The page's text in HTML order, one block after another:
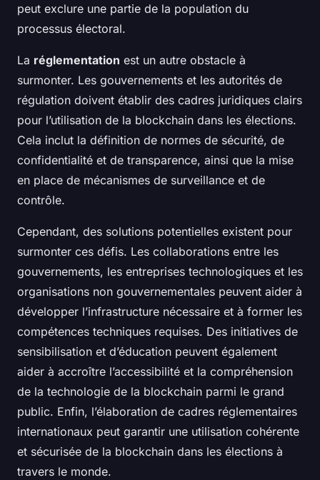
peut exclure une partie de la population du
processus électoral.
La réglementation est un autre obstacle à
surmonter. Les gouvernements et les autorités de
régulation doivent établir des cadres juridiques clairs
pour l’utilisation de la blockchain dans les élections.
Cela inclut la définition de normes de sécurité, de
confidentialité et de transparence, ainsi que la mise
en place de mécanismes de surveillance et de
contrôle.
Cependant, des solutions potentielles existent pour
surmonter ces défis. Les collaborations entre les
gouvernements, les entreprises technologiques et les
organisations non gouvernementales peuvent aider à
développer l’infrastructure nécessaire et à former les
compétences techniques requises. Des initiatives de
sensibilisation et d’éducation peuvent également
aider à accroître l’accessibilité et la compréhension
de la technologie de la blockchain parmi le grand
public. Enfin, l’élaboration de cadres réglementaires
internationaux peut garantir une utilisation cohérente
et sécurisée de la blockchain dans les élections à
travers le monde.